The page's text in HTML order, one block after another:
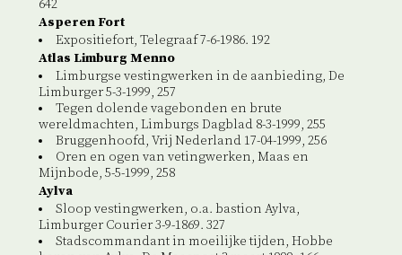
642
Asperen Fort
Expositiefort, Telegraaf 7-6-1986. 192
Atlas Limburg Menno
Limburgse vestingwerken in de aanbieding, De
Limburger 5-3-1999, 257
Tegen dolende vagebonden en brute
wereldmachten, Limburgs Dagblad 8-3-1999, 255
Bruggenhoofd, Vrij Nederland 17-04-1999, 256
Oren en ogen van vetingwerken, Maas en
Mijnbode, 5-5-1999, 258
Aylva
Sloop vestingwerken, o.a. bastion Aylva,
Limburger Courier 3-9-1869. 327
Stadscommandant in moeilijke tijden, Hobbe